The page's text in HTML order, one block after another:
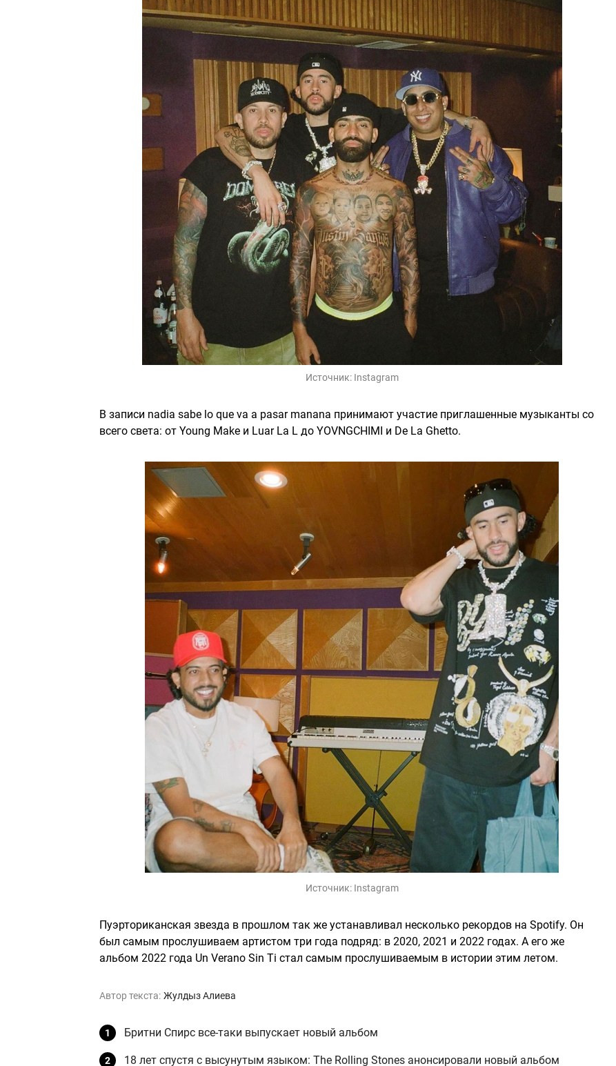
Источник: Instagram
В записи nadia sabe lo que va a pasar manana принимают участие приглашенные музыканты со
всего света: от Young Make и Luar La L до YOVNGCHIMI и De La Ghetto.
Источник: Instagram
Пуэрториканская звезда в прошлом так же устанавливал несколько рекордов на Spotify. Он
был самым прослушиваем артистом три года подряд: в 2020, 2021 и 2022 годах. А его же
альбом 2022 года Un Verano Sin Ti стал самым прослушиваемым в истории этим летом.
Автор текста: Жулдыз Алиева
Бритни Спирс все-таки выпускает новый альбом
18 лет спустя с высунутым языком: The Rolling Stones анонсировали новый альбом